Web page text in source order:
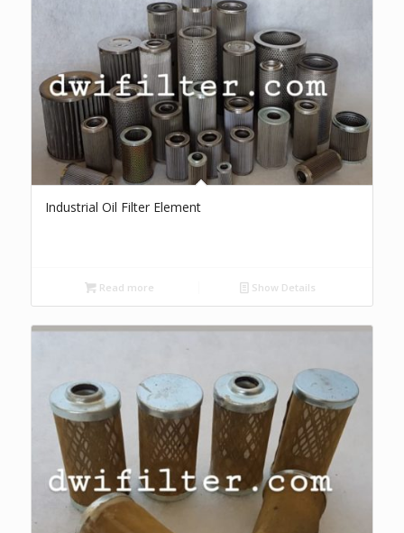
Industrial Oil Filter Element
Read more Show Details